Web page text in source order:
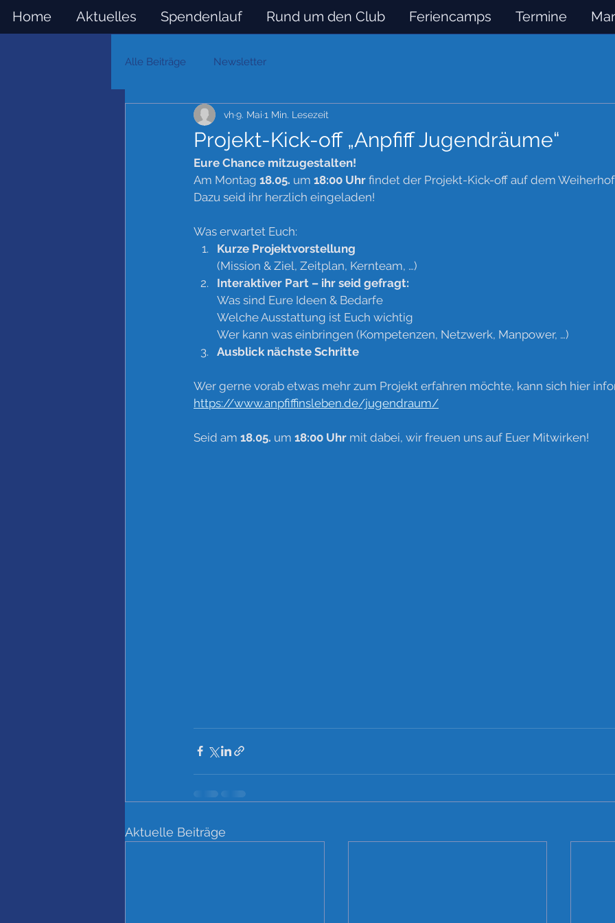
Home Aktuelles Spendenlauf Rund um den Club Feriencamps Termine
Alle Beiträge Newsletter
Projekt-Kick-off „Anpfiff Jugendräume“
vh9. Mai 1 Min. Lesezeit
Eure Chance mitzugestalten!
Am Montag 18.05. um 18:00 Uhr findet der Projekt-Kick-off auf dem
Dazu seid ihr herzlich eingeladen!
Was erwartet Euch:
Kurze Projektvorstellung
(Mission & Ziel, Zeitplan, Kernteam, …)
Interaktiver Part – ihr seid gefragt:
Was sind Eure Ideen & Bedarfe
Welche Ausstattung ist Euch wichtig
Wer kann was einbringen (Kompetenzen, Netzwerk, Manpower, …)
Ausblick nächste Schritte
Wer gerne vorab etwas mehr zum Projekt erfahren möchte, kann sich hier
https://www.anpfiffinsleben.de/jugendraum/
Seid am 18.05. um 18:00 Uhr mit dabei, wir freuen uns auf Euer Mitwirken!
Aktuelle Beiträge